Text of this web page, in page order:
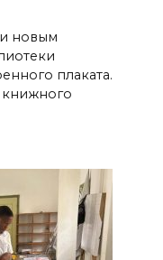
новым
плаката.
книжного